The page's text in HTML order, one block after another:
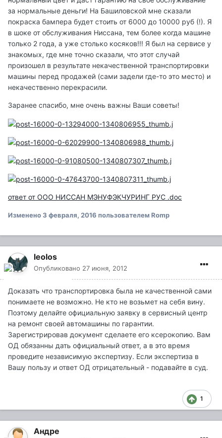
за нормальные деньги! На Башиловской мне сказали
покраска бампера будет стоить от 6000 до 10000 руб (!). Я
в шоке от обслуживания Ниссана, тем более когда машине
только 2 года, а уже столько косяков!!! Я был на сервисе у
знакомых, где мне точно сказали, что этот случай
произошел в результате некачественной транспортировки
машины перед продажей (сами задели где-то это место) и
некачественно перекрасили.
Заранее спасибо, мне очень важны Ваши советы!
ответ от ООО НИССАН МЭНУФЭКЧУРИНГ РУС .doc
Изменено3 февраля, 2016 пользователем Romp
leolos
Опубликовано 27 июня, 2012
Доказать что транспортировка была не качественной сами
понимаете не возможно. Не кто не возьмет на себя вину.
Поэтому делайте официальную заявку в сервисный центр
на ремонт своей автомашины по гарантии.
Зарегистрировав документ сделаете его ксерокопию. Вам
ОД обязанны дать официальный ответ, а в это время
проведите независимую экспертизу. Если экспертиза в
Вашу пользу и ответ ОД отрицательный - подавайте в суд.
1
Андре